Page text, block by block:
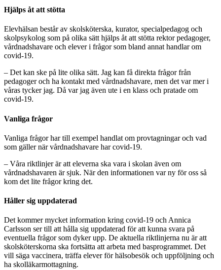
Hjälps åt att stötta
Elevhälsan består av skolsköterska, kurator, specialpedagog och
skolpsykolog som på olika sätt hjälps åt att stötta rektor pedagoger,
vårdnadshavare och elever i frågor som bland annat handlar om
covid-19.
– Det kan ske på lite olika sätt. Jag kan få direkta frågor från
pedagoger och ha kontakt med vårdnadshavare, men det var mer i
våras tycker jag. Då var jag även ute i en klass och pratade om
covid-19.
Vanliga frågor
Vanliga frågor har till exempel handlat om provtagningar och vad
som gäller när vårdnadshavare har covid-19.
– Våra riktlinjer är att eleverna ska vara i skolan även om
vårdnadshavaren är sjuk. När den informationen var ny för oss så
kom det lite frågor kring det.
Håller sig uppdaterad
Det kommer mycket information kring covid-19 och Annica
Carlsson ser till att hålla sig uppdaterad för att kunna svara på
eventuella frågor som dyker upp. De aktuella riktlinjerna nu är att
skolsköterskorna ska fortsätta att arbeta med basprogrammet. Det
vill säga vaccinera, träffa elever för hälsobesök och uppföljning och
ha skolläkarmottagning.